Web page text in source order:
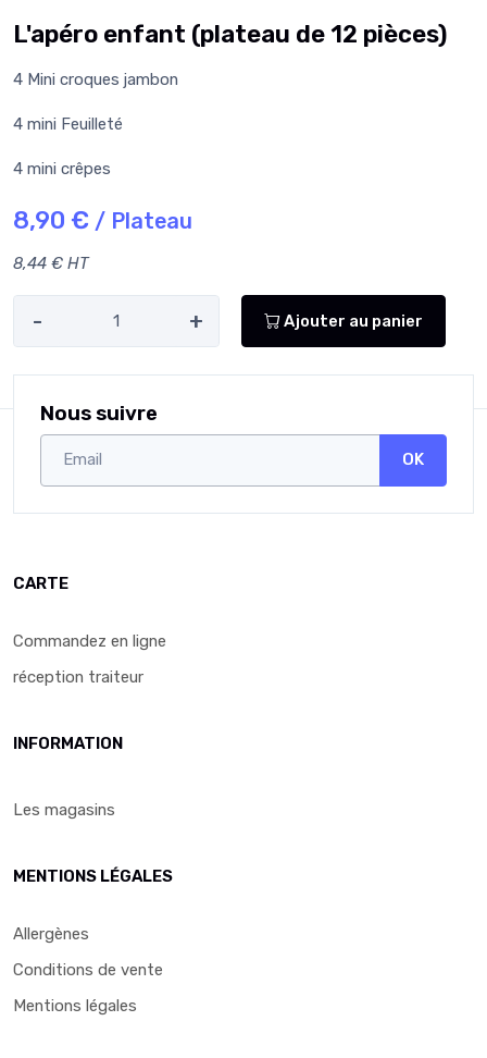
L'apéro enfant (plateau de 12 pièces)
4 Mini croques jambon
4 mini Feuilleté
4 mini crêpes
8,90 € / Plateau
8,44 € HT
- + Ajouter au panier
Nous suivre
OK
CARTE
Commandez en ligne
réception traiteur
INFORMATION
Les magasins
MENTIONS LÉGALES
Allergènes
Conditions de vente
Mentions légales